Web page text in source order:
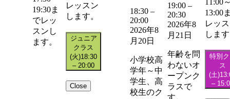
19:30ま
でレッ
スンし
ます。
レッスン
します。
ジュニア
クラス
(火)18:30
– 20:00
Close
18:30 –
20:00
2026年8
月20日
小学校高
学年～中
学生、高
校生のク
19:00 –
20:30
2026年8
月21日
年齢を問
わないオ
ープンク
ラスで
11:00
13:00
レッ
しま
特別
ス
(土)
–